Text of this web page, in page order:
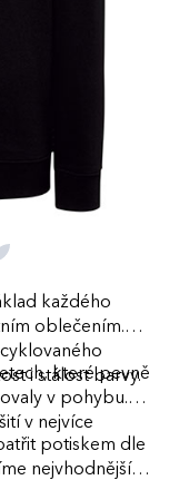
každého
oblečením.
i stálost barvy.
které pevně
v pohybu.
v nejvíce
potiskem dle
nejvhodnější